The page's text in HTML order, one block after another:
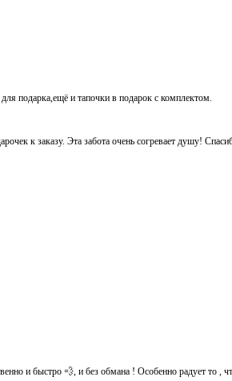
подарка,ещё и тапочки в подарок с комплектом.
к заказу. Эта забота очень согревает душу!
и быстро 💨, и без обмана ! Особенно радует то ,